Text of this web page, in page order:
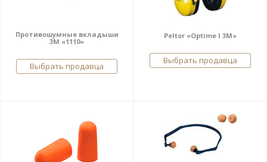
Противошумные вкладыши
3М «1110»
Выбрать продавца
Peltor «Optime I 3M»
Выбрать продавца